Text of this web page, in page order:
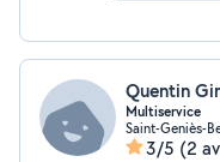
Quentin
Multiservice
Saint-Geniès-
3/5 (2